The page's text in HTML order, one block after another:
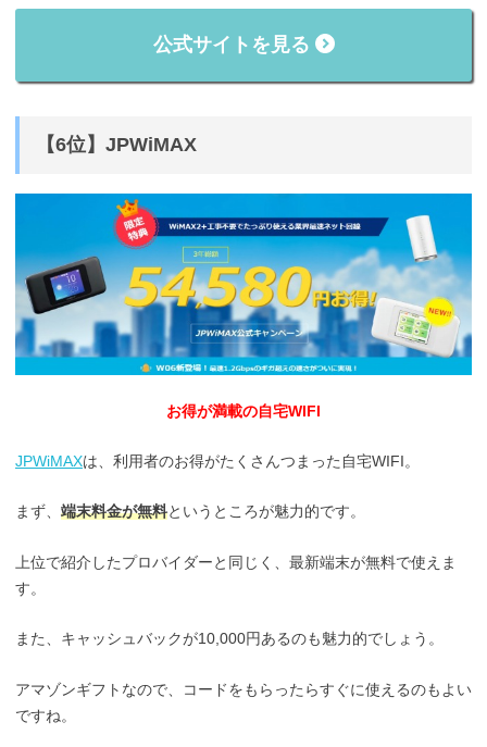
公式サイトを見る
【6位】JPWiMAX
お得が満載の自宅WIFI
JPWiMAXは、利用者のお得がたくさんつまった自宅WIFI。
まず、 端末料金が無料というところが魅力的です。
上位で紹介したプロバイダーと同じく、最新端末が無料で使えま
す。
また、キャッシュバックが10,000円あるのも魅力的でしょう。
アマゾンギフトなので、コードをもらったらすぐに使えるのもよい
ですね。